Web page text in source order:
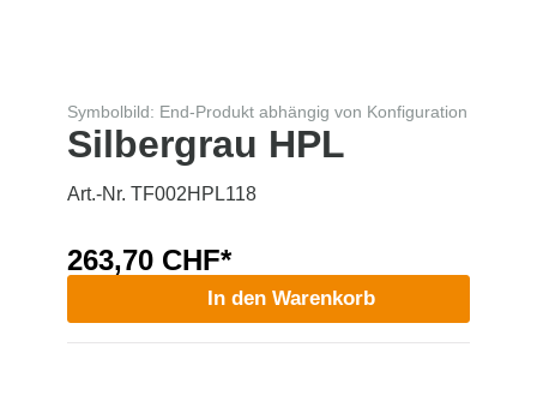
Symbolbild: End-Produkt abhängig von Konfiguration
Silbergrau HPL
Art.-Nr. TF002HPL118
263,70 CHF*
In den Warenkorb